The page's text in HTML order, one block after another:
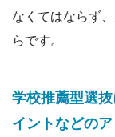
なくてはならず
らです。
学校推薦型選
イントなどの